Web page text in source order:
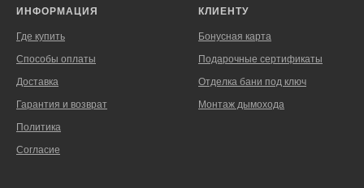
ИНФОРМАЦИЯ
Где купить
Способы оплаты
Доставка
Гарантия и возврат
Политика
Согласие
КЛИЕНТУ
Бонусная карта
Подарочные сертификаты
Отделка бани под ключ
Монтаж дымохода